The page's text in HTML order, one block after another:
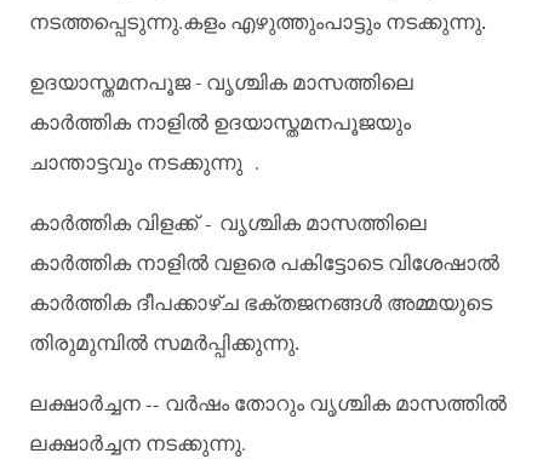
നടത്തപ്പെടുന്നു.കളം എഴുത്തുംപാട്ടും നടക്കുന്നു.
ഉദയാസ്തമനപൂജ - വൃശ്ചിക മാസത്തിലെ
കാർത്തിക നാളിൽ ഉദയാസ്തമനപൂജയും
ചാന്താട്ടവും നടക്കുന്നു .
കാർത്തിക വിളക്ക്- വൃശ്ചിക മാസത്തിലെ
കാർത്തിക നാളിൽ വളരെ പകിട്ടോടെ വിശേഷാൽ
കാർത്തിക ദീപക്കാഴ്ച ഭക്തജനങ്ങൾ അമ്മയുടെ
തിരുമുമ്പിൽ സമർപ്പിക്കുന്നു.
ലക്ഷാർച്ചന-- വർഷം തോറും വൃശ്ചിക മാസത്തിൽ
ലക്ഷാർച്ചന നടക്കുന്നു.